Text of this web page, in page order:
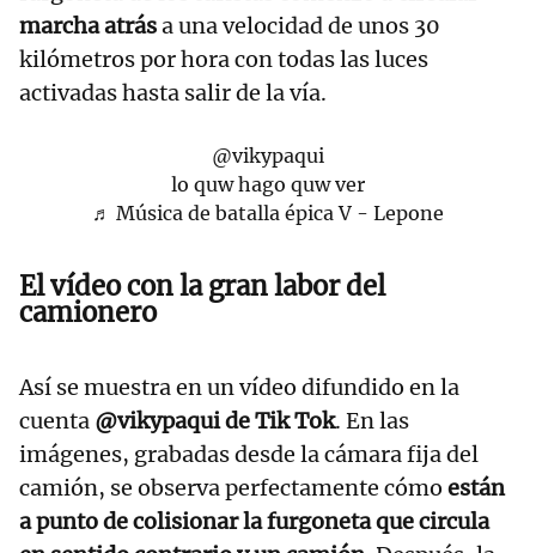
marcha atrása una velocidad de unos 30
kilómetros por hora con todas las luces
activadas hasta salir de la vía.
@vikypaqui
lo quw hago quw ver
♬ Música de batalla épica V - Lepone
El vídeo con la gran labor del
camionero
Así se muestra en un vídeo difundido en la
cuenta @vikypaqui de Tik Tok. En las
imágenes, grabadas desde la cámara fija del
camión, se observa perfectamente cómo están
a punto de colisionar la furgoneta que circula